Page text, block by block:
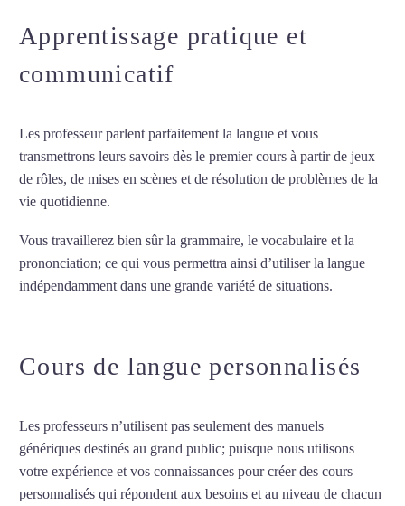
Apprentissage pratique et
communicatif
Les professeur parlent parfaitement la langue et vous
transmettrons leurs savoirs dès le premier cours à partir de jeux
de rôles, de mises en scènes et de résolution de problèmes de la
vie quotidienne.
Vous travaillerez bien sûr la grammaire, le vocabulaire et la
prononciation; ce qui vous permettra ainsi d’utiliser la langue
indépendamment dans une grande variété de situations.
Cours de langue personnalisés
Les professeurs n’utilisent pas seulement des manuels
génériques destinés au grand public; puisque nous utilisons
votre expérience et vos connaissances pour créer des cours
personnalisés qui répondent aux besoins et au niveau de chacun